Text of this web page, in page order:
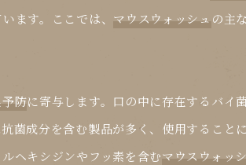
ます。ここでは、 マウスウォッシュ の主な
予防に寄与します。口の中に存在するバイ菌
菌成分を含む製品が多く、使用することに
ヘキシジンやフッ素を含むマウスウォッシ